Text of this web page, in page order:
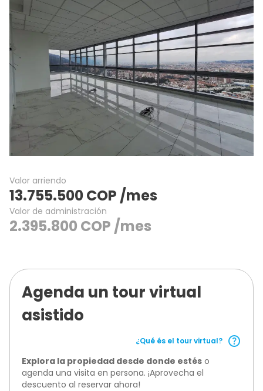
Valor arriendo
13.755.500COP /mes
Valor de administración
2.395.800 COP /mes
Agenda un tour virtual
asistido
¿Qué és el tour virtual?
Explora la propiedad desde donde estés o
agenda una visita en persona. ¡Aprovecha el
descuento al reservar ahora!